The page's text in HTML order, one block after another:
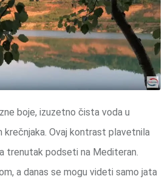
boje, izuzetno čista voda u
krečnjaka. Ovaj kontrast plavetnila
trenutak podseti na Mediteran.
a danas se mogu videti samo jata